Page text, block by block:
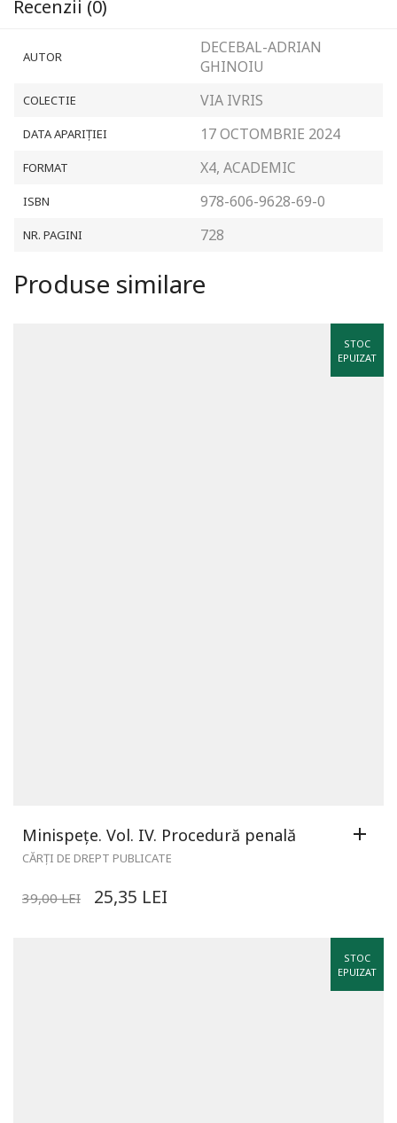
Recenzii (0)
AUTOR
DECEBAL-ADRIAN
GHINOIU
COLECTIE VIA IVRIS
DATA APARIȚIEI 17 OCTOMBRIE 2024
FORMAT X4, ACADEMIC
ISBN 978-606-9628-69-0
NR. PAGINI 728
Produse similare
STOC
EPUIZAT
Minispețe. Vol. IV. Procedură penală
CĂRȚI DE DREPT PUBLICATE
39,00LEI 25,35 LEI
STOC
EPUIZAT